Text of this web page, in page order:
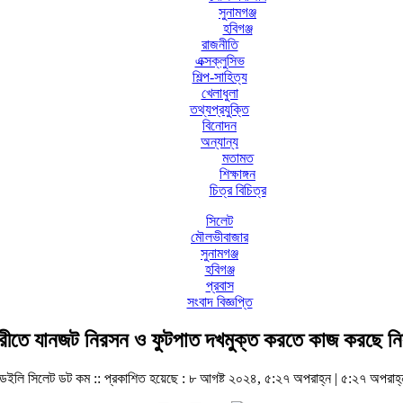
সুনামগঞ্জ
হবিগঞ্জ
রাজনীতি
এক্সক্লুসিভ
শিল্প-সাহিত্য
খেলাধুলা
তথ্যপ্রযুক্তি
বিনোদন
অন্যান্য
মতামত
শিক্ষাঙ্গন
চিত্র বিচিত্র
সিলেট
মৌলভীবাজার
সুনামগঞ্জ
হবিগঞ্জ
প্রবাস
সংবাদ বিজ্ঞপ্তি
যানজট নিরসন ও ফুটপাত দখমুক্ত করতে কাজ করছে
সিলেট ডট কম ::প্রকাশিত হয়েছে : ৮ আগষ্ট ২০২৪, ৫:২৭ অপরাহ্ন | ৫:২৭